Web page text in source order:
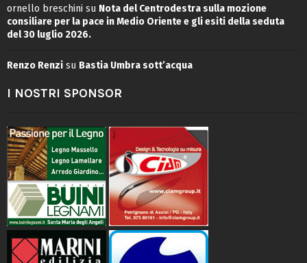
ornello breschini su Nota del Centrodestra sulla mozione
consiliare per la pace in Medio Oriente e gli esiti della seduta
del 30 luglio 2026.
Renzo Renzi su Bastia Umbra sott’acqua
I NOSTRI SPONSOR